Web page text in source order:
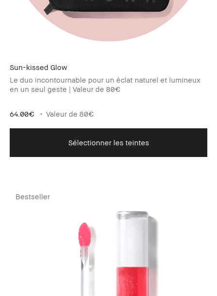
Sun-kissed Glow
Le duo incontournable pour un éclat naturel et lumineux
en un seul geste | Valeur de 80€
64.00€ Valeur de 80€
Sélectionner les teintes
Bestseller